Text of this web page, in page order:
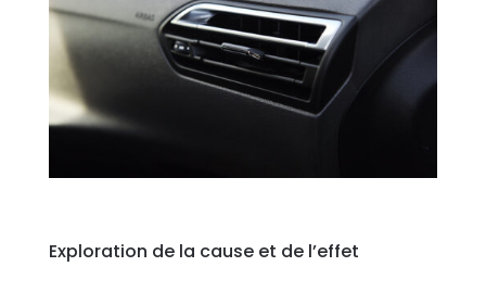
Exploration de la cause et de l’effet